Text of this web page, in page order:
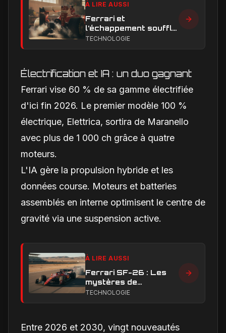
À LIRE AUSSI
Ferrari et
l’échappement soufflé
en Formule 1 : le
TECHNOLOGIE
Électrification et IA : un duo gagnant
Ferrari vise 60 % de sa gamme électrifiée
d'ici fin 2026. Le premier modèle 100 %
électrique, Elettrica, sortira de Maranello
avec plus de 1 000 ch grâce à quatre
moteurs.
L'IA gère la propulsion hybride et les
données course. Moteurs et batteries
assemblés en interne optimisent le centre de
gravité via une suspension active.
À LIRE AUSSI
Ferrari SF-26 : Les
mystères de
performance en ligne
TECHNOLOGIE
Entre 2026 et 2030, vingt nouveautés